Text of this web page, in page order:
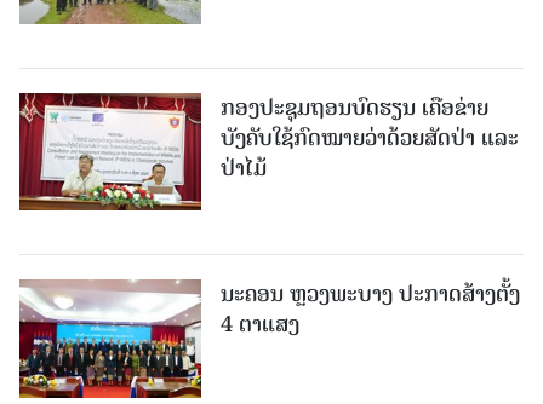
ກອງປະຊຸມຖອນບົດຮຽນ ເຄືອຂ່າຍ
ບັງຄັບໃຊ້ກົດໝາຍວ່າດ້ວຍສັດປ່າ ແລະ
ປ່າໄມ້
ນະຄອນ ຫຼວງພະບາງ ປະ​ກາດ​ສ້າງ​ຕັ້ງ
4 ຕາແສງ